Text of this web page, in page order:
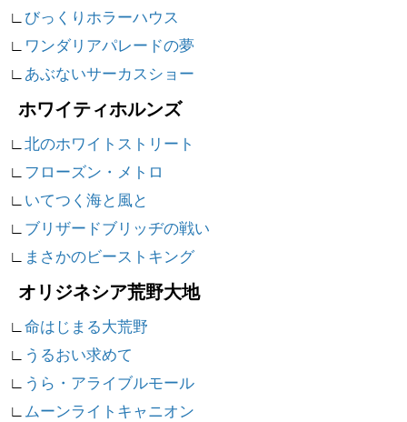
∟びっくりホラーハウス
∟ ワンダリアパレードの夢
∟あぶないサーカスショー
ホワイティホルンズ
∟北のホワイトストリート
∟フローズン・メトロ
∟いてつく海と風と
∟ブリザードブリッヂの戦い
∟ まさかのビーストキング
オリジネシア荒野大地
∟命はじまる大荒野
∟ うるおい求めて
∟ うら・アライブルモール
∟ムーンライトキャニオン